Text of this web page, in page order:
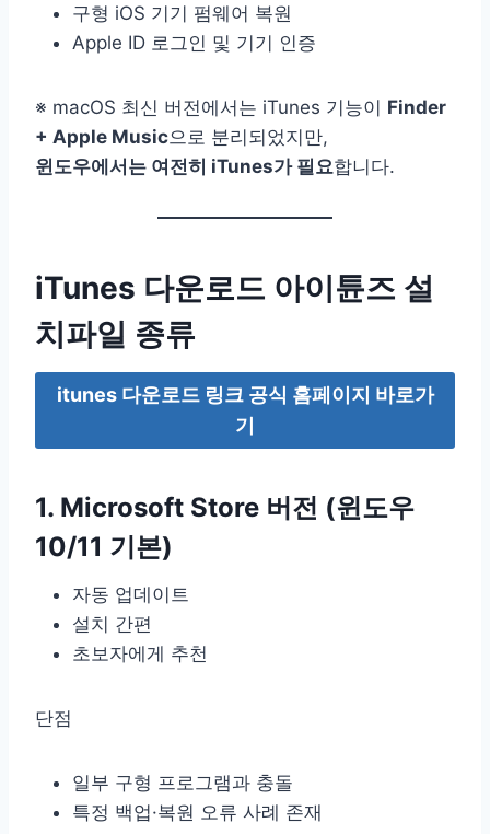
구형 iOS 기기 펌웨어 복원
Apple ID 로그인 및 기기 인증
※ macOS 최신 버전에서는 iTunes 기능이 Finder
+ Apple Music으로 분리되었지만,
윈도우에서는 여전히 iTunes가 필요합니다.
iTunes 다운로드 아이튠즈 설
치파일 종류
itunes 다운로드 링크 공식 홈페이지 바로가
기
1. Microsoft Store 버전 (윈도우
10/11 기본)
자동 업데이트
설치 간편
초보자에게 추천
단점
일부 구형 프로그램과 충돌
특정 백업·복원 오류 사례 존재